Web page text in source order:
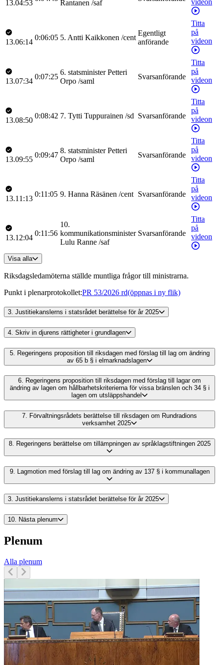
13.04:53 Rantanen /saf
13.06:14
0:06:05 5. Antti Kaikkonen /cent
Egentligt
anförande
Titta
på
videon
13.07:34
0:07:25
6. statsminister Petteri
Orpo /saml
Svarsanförande
Titta
på
videon
13.08:50
0:08:42 7. Tytti Tuppurainen /sd Svarsanförande
Titta
på
videon
13.09:55
0:09:47
8. statsminister Petteri
Orpo /saml
Svarsanförande
Titta
på
videon
13.11:13
0:11:05 9. Hanna Räsänen /cent Svarsanförande
Titta
på
videon
13.12:04
0:11:56
10.
kommunikationsminister
Lulu Ranne /saf
Svarsanförande
Titta
på
videon
Visa alla
Riksdagsledamöterna ställde muntliga frågor till ministrarna.
Punkt i plenarprotokollet:PR 53/2026 rd(öppnas i ny flik)
3. Justitiekanslerns i statsrådet berättelse för år 2025
4. Skriv in djurens rättigheter i grundlagen
5.
Regeringens proposition till riksdagen med förslag till lag om ändring
av 65 b § i elmarknadslagen
6. Regeringens proposition till riksdagen med förslag till lagar om
ändring av lagen om hållbarhetskriterierna för vissa bränslen och 34 § i
lagen om utsläppshandel
7. Förvaltningsrådets berättelse till riksdagen om Rundradions
verksamhet 2025
8. Regeringens berättelse om tillämpningen av språklagstiftningen 2025
9. Lagmotion med förslag till lag om ändring av 137 § i kommunallagen
3. Justitiekanslerns i statsrådet berättelse för år 2025
10. Nästa plenum
Plenum
Alla plenum